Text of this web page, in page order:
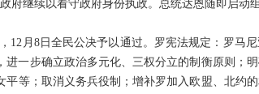
府继续以看守政府身份执政。总统达恩随即启动
12月8日全民公决予以通过。罗宪法规定：罗马
进一步确立政治多元化、三权分立的制衡原则；
等；取消义务兵役制；增补罗加入欧盟、北约